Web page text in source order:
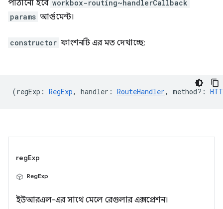
পাঠানো হবে workbox-routing~handlerCallback
params আর্গুমেন্ট।
constructor ফাংশনটি এর মত দেখাচ্ছে:
(regExp : RegExp, handler : RouteHandler, method? :
regExp
RegExp
ইউআরএল-এর সাথে মেলে রেগুলার এক্সপ্রেশন।